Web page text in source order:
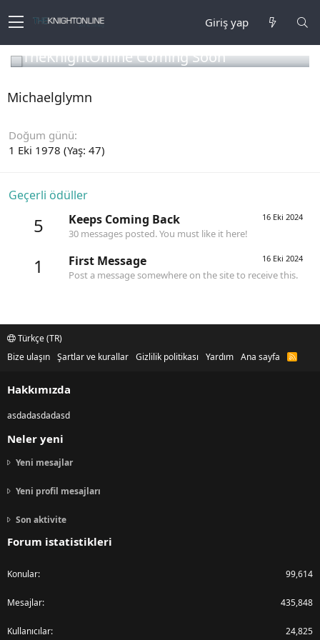
Giriş yap
TheKnightOnline Coming Soon
Michaelglymn
Doğum günü
1 Eki 1978 (Yaş: 47)
Geçerli ödüller
5 16 Eki 2024
Keeps Coming Back
30 messages posted. You must like it here!
1 16 Eki 2024
First Message
Post a message somewhere on the site to receive this.
Türkçe (TR)
Bize ulaşın Şartlar ve kurallar Gizlilik politikası Yardım Ana sayfa
R
Hakkımızda
asdadasdadasd
Neler yeni
Yeni mesajlar
Yeni profil mesajları
Son aktivite
Forum istatistikleri
Konular 99,614
Mesajlar 435,848
Kullanıcılar 24,825